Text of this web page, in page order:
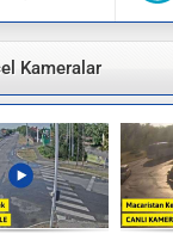
Kameralar